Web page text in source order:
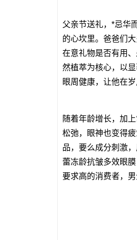
父亲节送礼，*忌华
的心坎里。爸爸们
在意礼物是否有用
然植萃为核心，以
眼周健康，让他在
随着年龄增长，加
松弛，眼神也变得
品，要么成分刺激
蕾冻龄抗皱多效眼
要求高的消费者，